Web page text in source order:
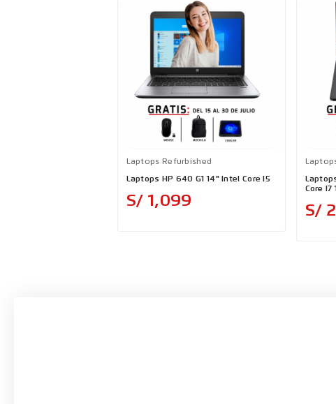
Laptops Refurbished
Laptops HP 640 G1 14" Intel Core I5
S/ 1,099
Core I7
S/